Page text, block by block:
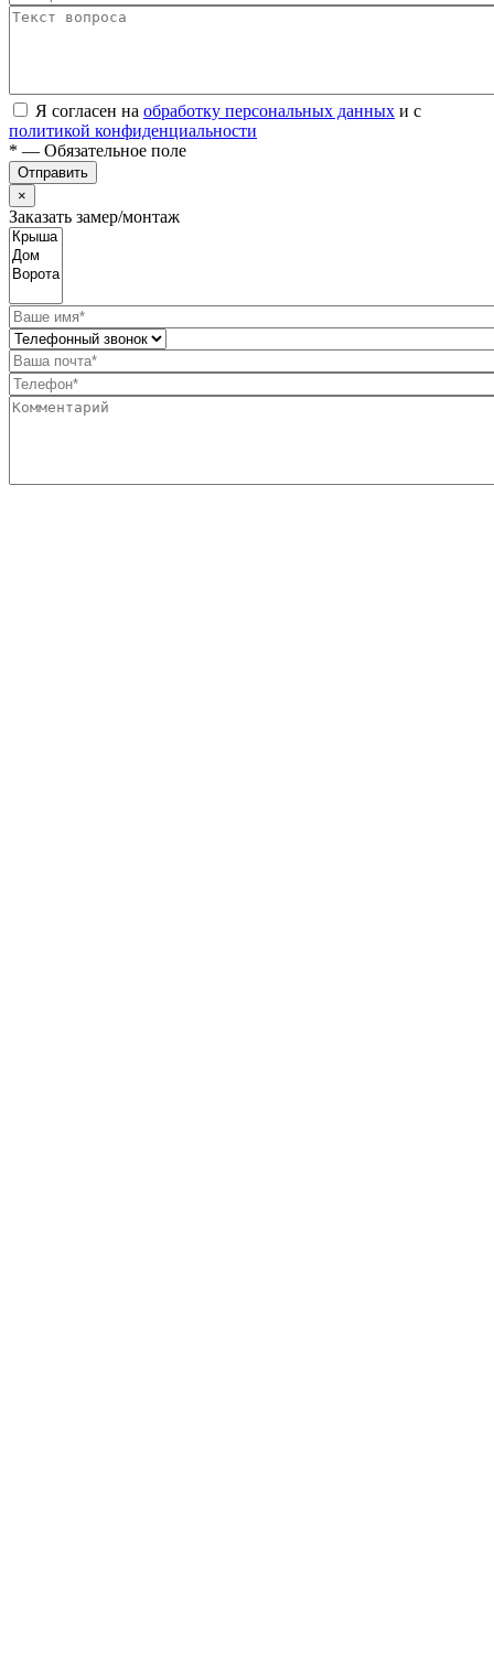
Я согласен на обработку персональных данных и с
политикой конфиденциальности
* — Обязательное поле
Отправить
×
Заказать замер/монтаж